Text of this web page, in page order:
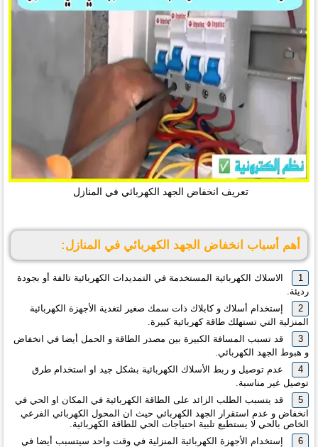
تعريف انخفاض الجهد الكهربائي في المنازل
أهم أسباب انخفاض الجهد الكهربائي في المنازل:
الاسلاك الكهربائية المستخدمة في التمديدات الكهربائية تالفة أو بجودة
رديئة.
إستخدام أسلاك و كابلاك ذات سمك صغير لتغدية الأجهزة الكهربائية
المنزلية التي تستهلك طاقة كهربائية كبيرة.
قد تسبب المسافة الكبيرة بين مصدر الطاقة و الحمل أيضا في انخفاض
و هبوط الجهد الكهربائي.
عدم توصيل و ربط الأسلاك الكهربائية بشكل جيد او استخدام طرق
توصيل غير مناسبة.
قد يتسبب الطلب الزائد على الطاقة الكهربائية في المكان او الحي في
انخفاض و عدم استقرار الجهد الكهربائي حيث ان المحول الكهربائي الفرعي
الخاص بالحي لا يستطيع تلبية احتياجات الحي للطاقة الكهربائية.
إستخدام الأجهزة الكهربائية المنزلية في وقت واحد سيتسبب أيضا في